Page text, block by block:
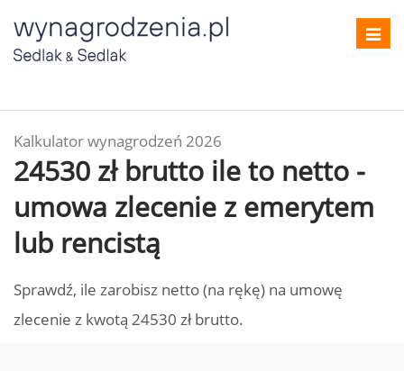
Kalkulator wynagrodzeń 2026
24530 zł brutto ile to netto -
umowa zlecenie z emerytem
lub rencistą
Sprawdź, ile zarobisz netto (na rękę) na umowę
zlecenie z kwotą 24530 zł brutto.